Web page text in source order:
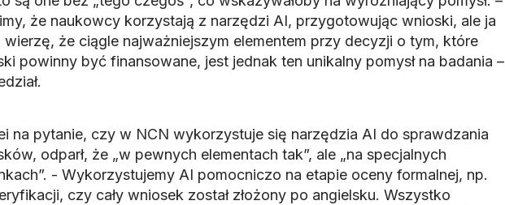
że naukowcy korzystają z narzędzi AI, przygotowując wnioski, ale ja
wierzę, że ciągle najważniejszym elementem przy decyzji o tym, które
powinny być finansowane, jest jednak ten unikalny pomysł na badania –
na pytanie, czy w NCN wykorzystuje się narzędzia AI do sprawdzania
odparł, że „w pewnych elementach tak”, ale „na specjalnych
- Wykorzystujemy AI pomocniczo na etapie oceny formalnej, np.
czy cały wniosek został złożony po angielsku. Wszystko